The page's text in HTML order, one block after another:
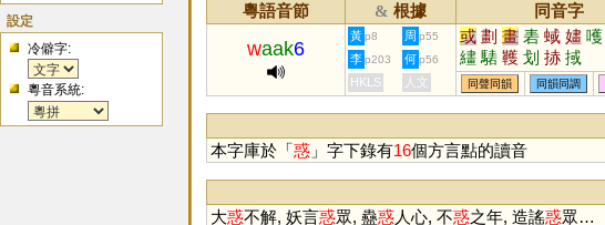
設定
冷僻字:
粵音系統:
粵語音節 & 根據 同音字
waak6
黃 p8 周 p55 或 劃 畫 砉 蜮 嫿 嚄
繣 騞 韄 划 捇 掝
李 p203 何 p56
HKLS 人文 同聲同韻 同韻同調
本字庫於「惑」字下錄有16個方言點的讀音
大惑不解, 妖言惑眾, 蠱惑人心, 不惑之年, 造謠惑眾…